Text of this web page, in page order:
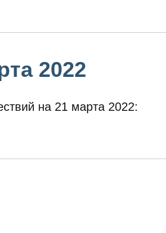
2022
на 21 марта 2022: